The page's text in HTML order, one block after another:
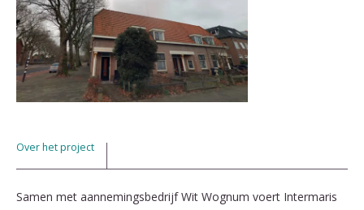
Over het project
Samen met aannemingsbedrijf Wit Wognum voert Intermaris